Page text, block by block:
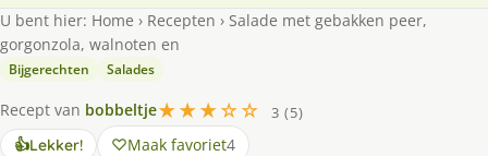
U bent hier: Home › Recepten › Salade met gebakken peer,
gorgonzola, walnoten en
Bijgerechten Salades
Recept van bobbeltje★★★☆☆
3 (5)
👍Lekker! Maak favoriet4